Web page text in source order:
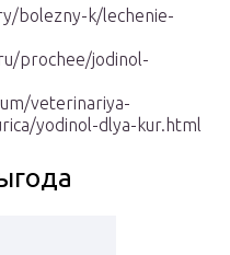
bolezny-k/lechenie-
prochee/jodinol-
veterinariya-
yodinol-dlya-kur.html